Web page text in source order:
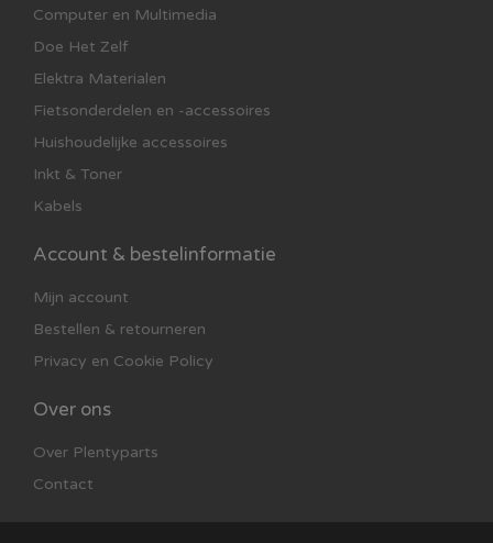
beschermd blijft en voorkom je oververhitting of
schade aan de stofzuiger.
Computer en Multimedia
Doe Het Zelf
Elektra Materialen
Fietsonderdelen en -accessoires
Huishoudelijke accessoires
Inkt & Toner
Kabels
Account & bestelinformatie
Mijn account
Bestellen & retourneren
Privacy en Cookie Policy
Over ons
Over Plentyparts
Contact